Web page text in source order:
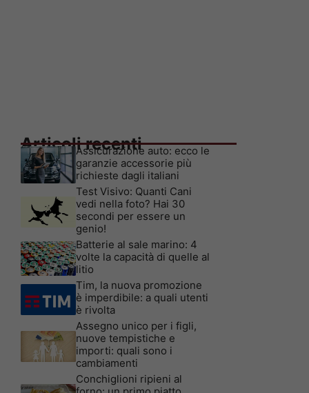
Articoli recenti
Assicurazione auto: ecco le
garanzie accessorie più
richieste dagli italiani
Test Visivo: Quanti Cani
vedi nella foto? Hai 30
secondi per essere un
genio!
Batterie al sale marino: 4
volte la capacità di quelle al
litio
Tim, la nuova promozione
è imperdibile: a quali utenti
è rivolta
Assegno unico per i figli,
nuove tempistiche e
importi: quali sono i
cambiamenti
Conchiglioni ripieni al